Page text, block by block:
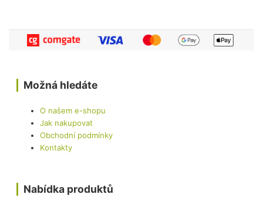
Možná hledáte
O našem e-shopu
Jak nakupovat
Obchodní podmínky
Kontakty
Nabídka produktů